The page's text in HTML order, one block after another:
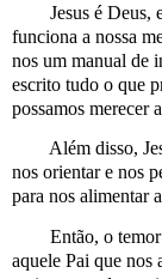
Jesus é Deus,
funciona a nossa
nos um manual de
escrito tudo o que
possamos merecer
Além disso,
nos orientar e nos
para nos alimentar
Então, o
aquele Pai que nos